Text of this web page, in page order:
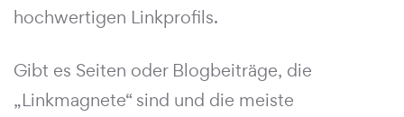
hochwertigen Linkprofils.
Gibt es Seiten oder Blogbeiträge, die
„Linkmagnete“ sind und die meiste